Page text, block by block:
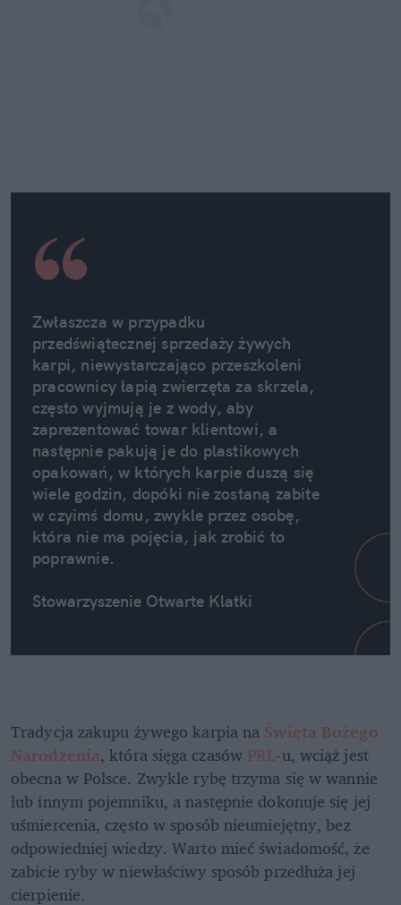
Zwłaszcza w przypadku
przedświątecznej sprzedaży żywych
karpi, niewystarczająco przeszkoleni
pracownicy łapią zwierzęta za skrzela,
często wyjmują je z wody, aby
zaprezentować towar klientowi, a
następnie pakują je do plastikowych
opakowań, w których karpie duszą się
wiele godzin, dopóki nie zostaną zabite
w czyimś domu, zwykle przez osobę,
która nie ma pojęcia, jak zrobić to
poprawnie.
Stowarzyszenie Otwarte Klatki
Tradycja zakupu żywego karpia na Święta Bożego
Narodzenia, która sięga czasów PRL-u, wciąż jest
obecna w Polsce. Zwykle rybę trzyma się w wannie
lub innym pojemniku, a następnie dokonuje się jej
uśmiercenia, często w sposób nieumiejętny, bez
odpowiedniej wiedzy. Warto mieć świadomość, że
zabicie ryby w niewłaściwy sposób przedłuża jej
cierpienie.